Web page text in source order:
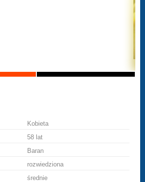
Kobieta
58 lat
Baran
rozwiedziona
średnie